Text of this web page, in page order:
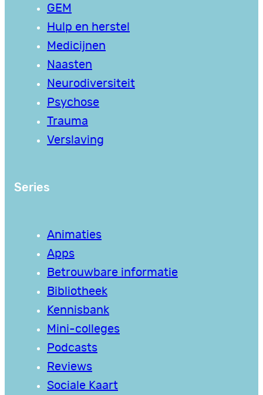
GEM
Hulp en herstel
Medicijnen
Naasten
Neurodiversiteit
Psychose
Trauma
Verslaving
Series
Animaties
Apps
Betrouwbare informatie
Bibliotheek
Kennisbank
Mini-colleges
Podcasts
Reviews
Sociale Kaart